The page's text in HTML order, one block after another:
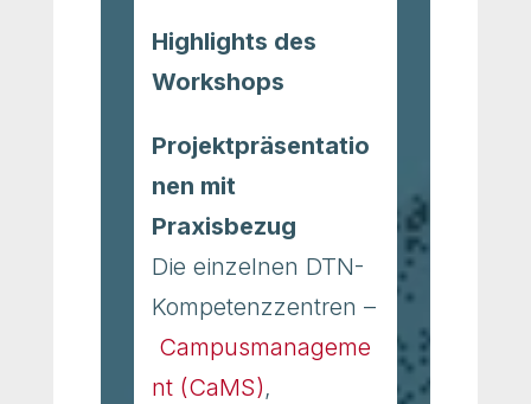
Highlights des
Workshops
Projektpräsentatio
nen mit
Praxisbezug
Die einzelnen DTN-
Kompetenzzentren –
Campusmanageme
nt (CaMS),